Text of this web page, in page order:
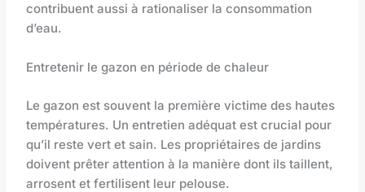
contribuent aussi à rationaliser la consommation
d’eau.
Entretenir le gazon en période de chaleur
Le gazon est souvent la première victime des hautes
températures. Un entretien adéquat est crucial pour
qu’il reste vert et sain. Les propriétaires de jardins
doivent prêter attention à la manière dont ils taillent,
arrosent et fertilisent leur pelouse.